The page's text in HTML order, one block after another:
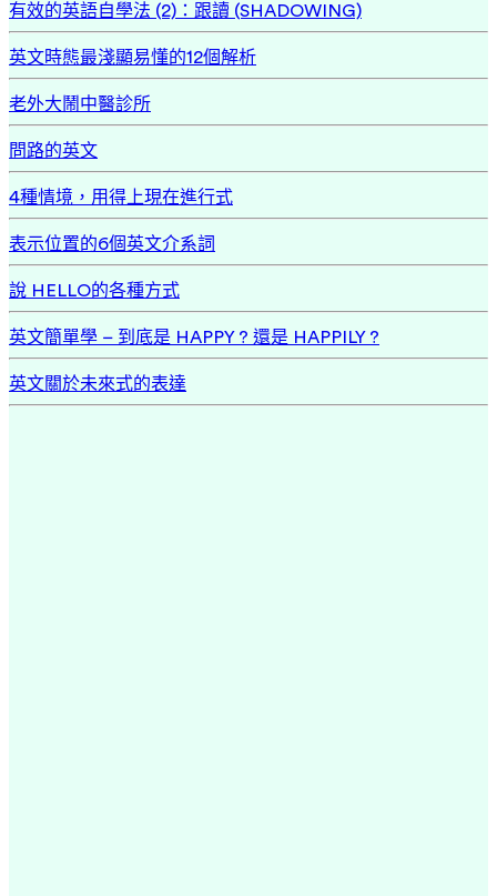
有效的英語自學法 (2)：跟讀 (SHADOWING)
英文時態最淺顯易懂的12個解析
老外大鬧中醫診所
問路的英文
4種情境，用得上現在進行式
表示位置的6個英文介系詞
說 HELLO的各種方式
英文簡單學 – 到底是 HAPPY ? 還是 HAPPILY ?
英文關於未來式的表達